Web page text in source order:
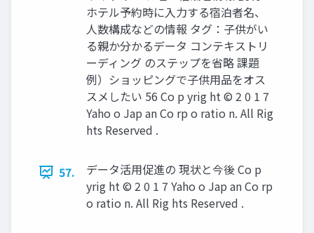
ホテル予約時に入力する宿泊者名、
人数構成などの情報 タグ：子供がい
る親か分かるデータ コンテキストリ
ーディング のステップを省略 課題
例）ショッピングで子供用品をオス
スメしたい 56 Co p yrig ht © 2 0 1 7
Yaho o Jap an Co rp o ratio n. All Rig
hts Reserved .
57.
データ活用促進の 現状と今後 Co p
yrig ht © 2 0 1 7 Yaho o Jap an Co rp
o ratio n. All Rig hts Reserved .